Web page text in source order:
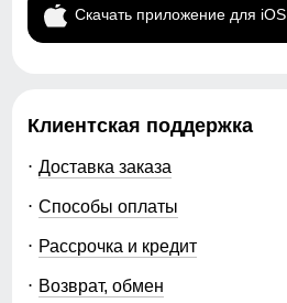
Скачать приложение для iOS
Клиентская поддержка
Доставка заказа
Способы оплаты
Рассрочка и кредит
Возврат, обмен